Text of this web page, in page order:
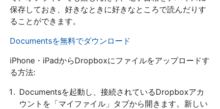
保存しておき、好きなときに好きなところで読んだりす
ることができます。
Documentsを無料でダウンロード
iPhone・iPadからDropboxにファイルをアップロードす
る方法:
Documentsを起動し、接続されているDropboxアカ
ウントを「マイファイル」タブから開きます。新しい